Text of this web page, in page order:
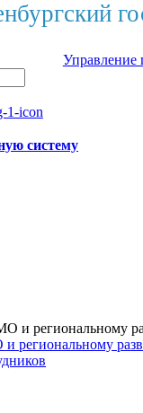
Управление
систему
региональному